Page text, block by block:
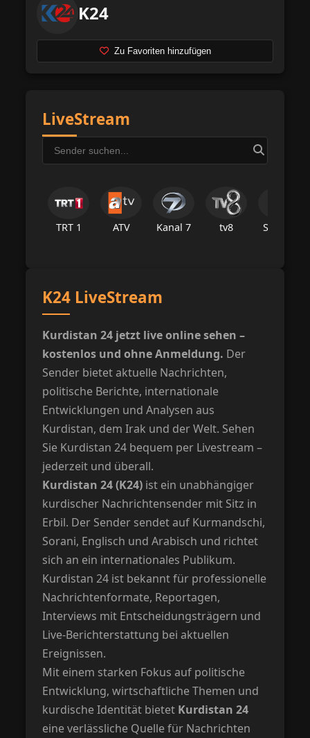
K24
Zu Favoriten hinzufügen
LiveStream
TRT 1 ATV Kanal 7 tv8 Star Tv
K24 LiveStream
Kurdistan 24 jetzt live online sehen –
kostenlos und ohne Anmeldung. Der
Sender bietet aktuelle Nachrichten,
politische Berichte, internationale
Entwicklungen und Analysen aus
Kurdistan, dem Irak und der Welt. Sehen
Sie Kurdistan 24 bequem per Livestream –
jederzeit und überall.
Kurdistan 24 (K24) ist ein unabhängiger
kurdischer Nachrichtensender mit Sitz in
Erbil. Der Sender sendet auf Kurmandschi,
Sorani, Englisch und Arabisch und richtet
sich an ein internationales Publikum.
Kurdistan 24 ist bekannt für professionelle
Nachrichtenformate, Reportagen,
Interviews mit Entscheidungsträgern und
Live-Berichterstattung bei aktuellen
Ereignissen.
Mit einem starken Fokus auf politische
Entwicklung, wirtschaftliche Themen und
kurdische Identität bietet Kurdistan 24
eine verlässliche Quelle für Nachrichten